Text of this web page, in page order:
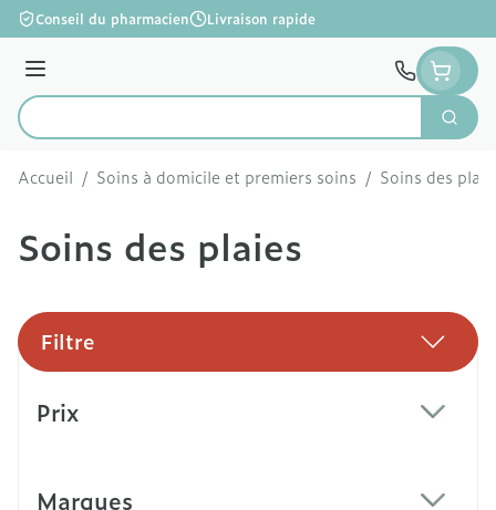
Aller au contenu
Conseil du pharmacien Livraison rapide
Menu
Rechercher
Accueil / Soins à domicile et premiers soins / Soins des
Soins des plaies
Filtre
Prix
Marques